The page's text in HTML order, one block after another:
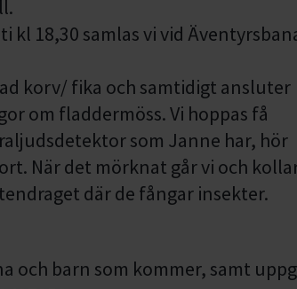
kl 18,30 samlas vi vid
korv/ fika och samtidigt ansluter
om fladdermöss. Vi hoppas få
som Janne har, hör
När det mörknat går vi och
där de fångar insekter.
och barn som kommer, samt